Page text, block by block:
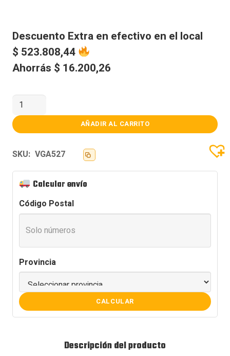
Descuento Extra en efectivo en el local
$ 523.808,44
Ahorrás $ 16.200,26
OUTLET
PLACA
DE
VIDEO
NVIDIA
3070
TI
EVGA
FTW3
SIN
CAJA
(USADA)
cantidad
AÑADIR AL CARRITO
SKU: VGA527
Calcular envío
Código Postal
Provincia
CALCULAR
Descripción del producto